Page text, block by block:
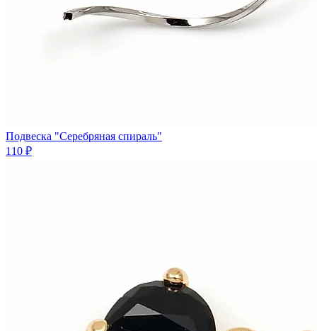
Подвеска "Серебряная спираль"
110 ₽